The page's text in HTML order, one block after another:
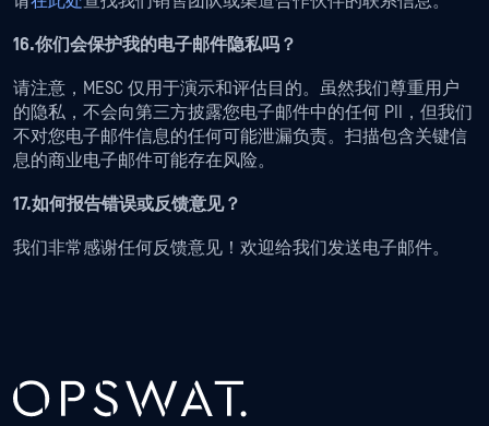
16.你们会保护我的电子邮件隐私吗？
请注意，MESC 仅用于演示和评估目的。虽然我们尊重用户
的隐私，不会向第三方披露您电子邮件中的任何 PII，但我们
不对您电子邮件信息的任何可能泄漏负责。扫描包含关键信
息的商业电子邮件可能存在风险。
17.如何报告错误或反馈意见？
我们非常感谢任何反馈意见！欢迎给我们发送电子邮件。